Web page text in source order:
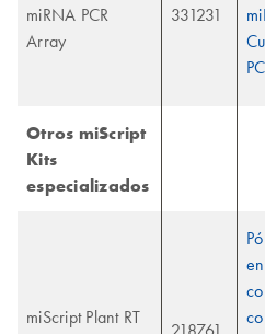
miRNA PCR
Array
331231
Otros miScript
Kits
especializados
miScript Plant RT
218761
en